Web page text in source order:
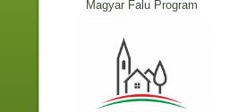
Magyar Falu Program